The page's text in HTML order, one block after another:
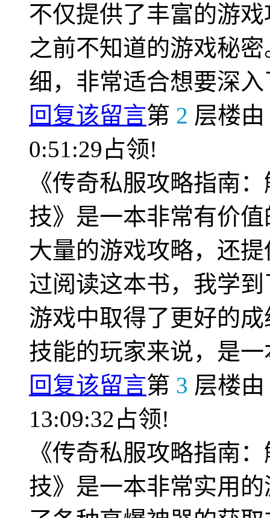
不仅提供了丰富的游
之前不知道的游戏秘
细，非常适合想要深
回复该留言第 2 层楼由
0:51:29占领!
《传奇私服攻略指南
技》是一本非常有价
大量的游戏攻略，还
过阅读这本书，我学
游戏中取得了更好的
技能的玩家来说，是
回复该留言第 3 层楼由
13:09:32占领!
《传奇私服攻略指南
技》是一本非常实用